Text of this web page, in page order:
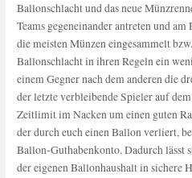
Ballonschlacht und das neue
Teams gegeneinander antreten und
die meisten Münzen eingesammelt
Ballonschlacht in ihren Regeln ein
einem Gegner nach dem anderen die
der letzte verbleibende Spieler auf
Zeitlimit im Nacken um einen guten
der durch euch einen Ballon verliert,
Ballon-Guthabenkonto. Dadurch lässt
der eigenen Ballonhaushalt in sichere